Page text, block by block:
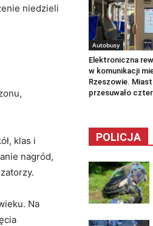
niedzieli
klas i
nagród,
Na
Autobusy
Elektroniczna
w komunikacji
Rzeszowie.
przesuwało
POLICJA